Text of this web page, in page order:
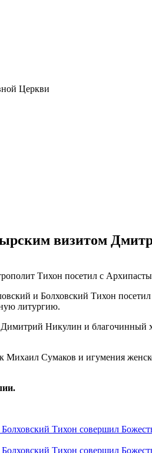
Церкви
визитом
и Болховский Тихон
литургию.
Никулин и благочинный
Михаил Сумаков и игумения